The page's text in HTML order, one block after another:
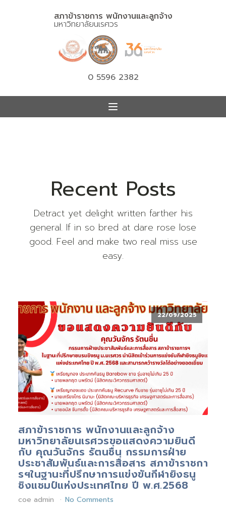
สภาข้าราชการ พนักงานและลูกจ้าง
มหาวิทยาลัยนเรศวร
0 5596 2382
Recent Posts
Detract yet delight written farther his
general. If in so bred at dare rose lose
good. Feel and make two real miss use
easy.
22/09/2025
สภาข้าราชการ พนักงานและลูกจ้าง
มหาวิทยาลัยนเรศวรขอแสดงความยินดี
กับ คุณวันจักร รัตนชื่น กรรมการฝ่าย
ประชาสัมพันธ์และการสื่อสาร สภาข้าราชกา
รฯในฐานะที่ปรึกษาการแข่งขันกีฬายิงธนู
ชิงแชมป์แห่งประเทศไทย ปี พ.ศ.2568
coe admin No Comments